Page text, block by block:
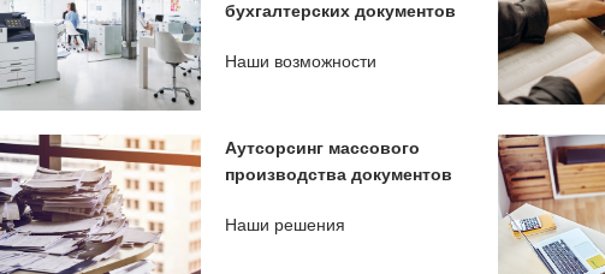
бухгалтерских документов
Наши возможности
Аутсорсинг массового
производства документов
Наши решения